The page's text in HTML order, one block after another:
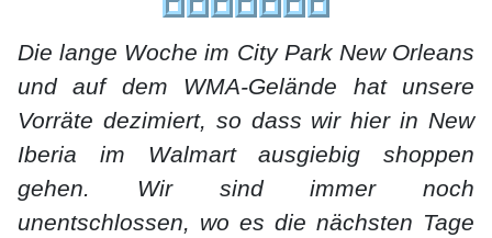
Die lange Woche im City Park New Orleans
und auf dem WMA-Gelände hat unsere
Vorräte dezimiert, so dass wir hier in New
Iberia im Walmart ausgiebig shoppen
gehen. Wir sind immer noch
unentschlossen, wo es die nächsten Tage